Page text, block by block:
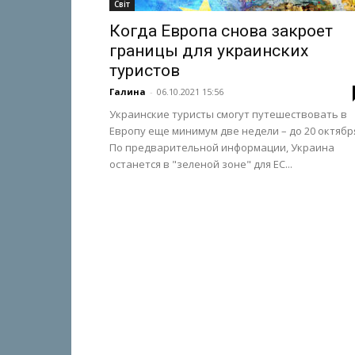
Світ
Когда Европа снова закроет
границы для украинских
туристов
Галина - 06.10.2021 15:56
Украинские туристы смогут путешествовать в
Европу еще минимум две недели – до 20
По предварительной информации, Украина
останется в "зеленой зоне" для ЕС...